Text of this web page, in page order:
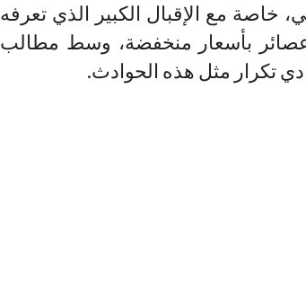
مع الإقبال الكبير الذي تعرفه
بأسعار منخفضة، وسط مطالب
تكرار مثل هذه الحوادث.